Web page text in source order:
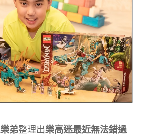
樂弟整理出樂高迷最近無法錯過